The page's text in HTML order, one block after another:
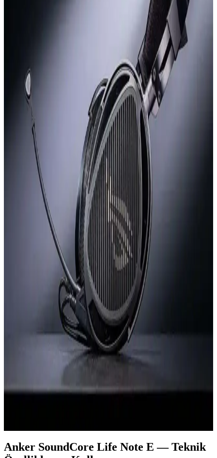
Power Dong: Apple Dongle'dan 200 Kat Daha
Güçlü USB-C Kulaklık Adaptörü Tasarımı
Power Dong, USB-C üzerinden 6W tepe ve 3W sürekli güç
sağlayan, Apple dongle'larından 200 kat daha güçlü bir kulaklık
adaptörüdür. Yüksek empedanslı kulaklıklar ve küçük hoparlörler
için tasarlanmıştır.
Reddit Kullanıcılarının En Çok Önerdiği Kulaklık
Modelleri ve Kullanım Alanları
Reddit'teki 1.7 binden fazla başlıkta paylaşılan kulaklık önerileri,
farklı kullanım amaçlarına göre tercih edilen modelleri ve kullanıcı
deneyimlerini ortaya koyuyor.
Kulaklık Tasarımında Saç Çekilmesi ve Kellik
Sorunlarının İncelenmesi
Kulak üstü kulaklıkların saç çekmesi ve kellelik, kullanıcı konforunu
etkileyen önemli tasarım sorunlarıdır. Farklı modellerde değişen bu
problemler, saç yapısı ve kafa şekline göre farklılık gösterir.
Apple AirPods Max 2: H2 Çip, USB-C Desteği ve
Gürültü Engellemede İyileştirmeler
Apple AirPods Max 2, H2 çip ve USB-C desteği gibi teknik
yeniliklerle geliyor. Tasarımda büyük değişiklik yok, suya
dayanıklılık eksikliği ve ağırlık eleştiriliyor. Kullanıcı beklentileri
Radar Kulaklık: 4 Yıllık Gelişimle Yenilikçi Tasarım
ve Doğal Ses Deneyimi
Radar kulaklık, 4 yıl süren modifikasyonla ortaya çıkan özgün bir
tasarım. Paslanmaz çelik başlık, PA12 naylon kulak kupaları ve 40
mm titanyum sürücüsüyle pürüzsüz, doğal ses deneyimi sağlar.
ROG Kithara x Hifiman Kulaklık İncelemesi:
Planar Manyetik Performans ve Yapı Kalitesi
ROG Kithara x Hifiman, planar manyetik sürücülerle oyun ve
Anker SoundCore Life Note E — Teknik